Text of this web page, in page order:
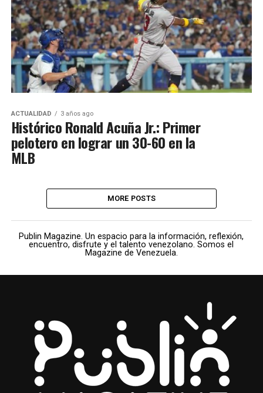
ACTUALIDAD 3 años ago
Histórico Ronald Acuña Jr.: Primer
pelotero en lograr un 30-60 en la
MLB
MORE POSTS
Publin Magazine. Un espacio para la información, reflexión,
encuentro, disfrute y el talento venezolano. Somos el
Magazine de Venezuela.